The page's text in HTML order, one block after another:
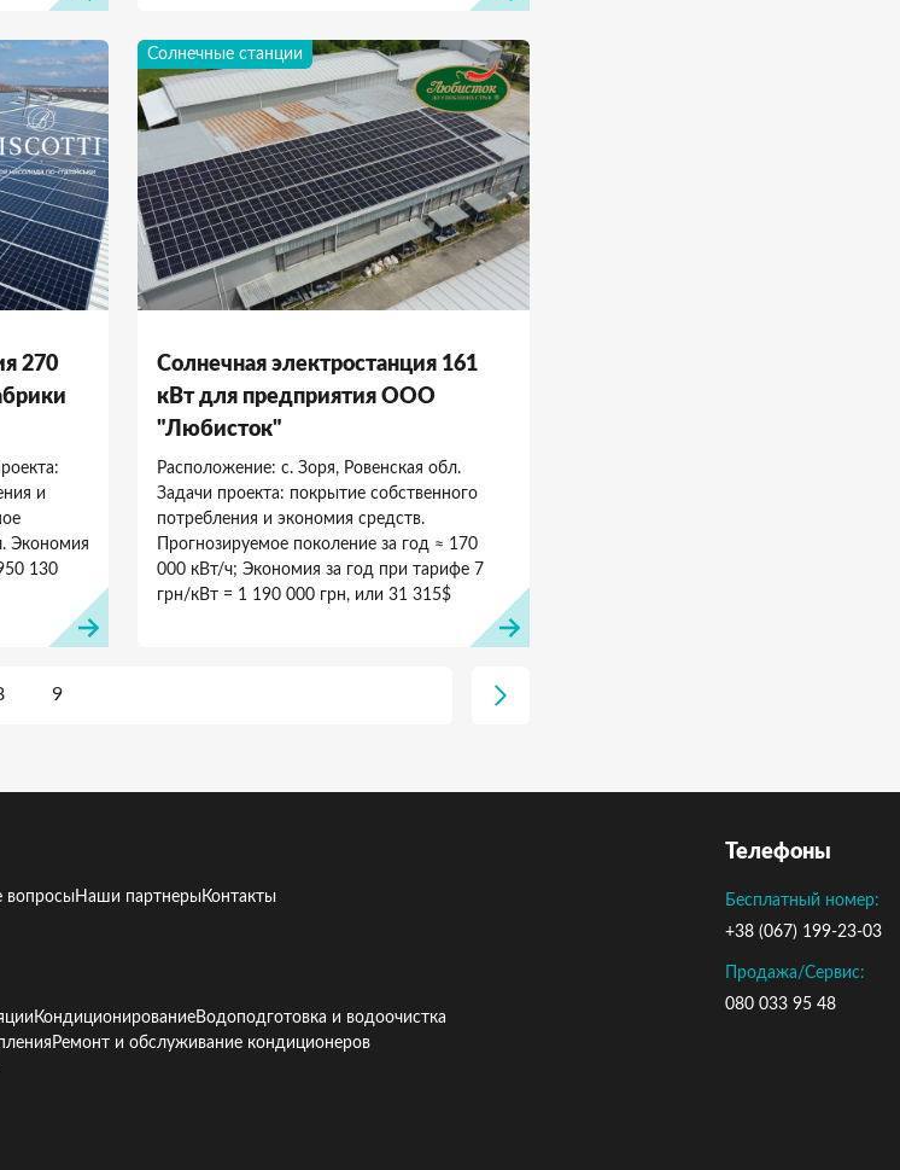
270
и
Экономия
130
Солнечная электростанция 161
кВт для предприятия ООО
"Любисток"
Расположение: с. Зоря, Ровенская обл.
Задачи проекта: покрытие собственного
потребления и экономия средств.
Прогнозируемое поколение за год ≈ 170
000 кВт/ч; Экономия за год при тарифе 7
грн/кВт = 1 190 000 грн, или 31 315$
Солнечные станции
9
вопросыНаши партнерыКонтакты
КондиционированиеВодоподготовка и водоочистка
Ремонт и обслуживание кондиционеров
Телефоны
Бесплатный номер:
+38 (067) 199-23-03
Продажа/Сервис:
080 033 95 48